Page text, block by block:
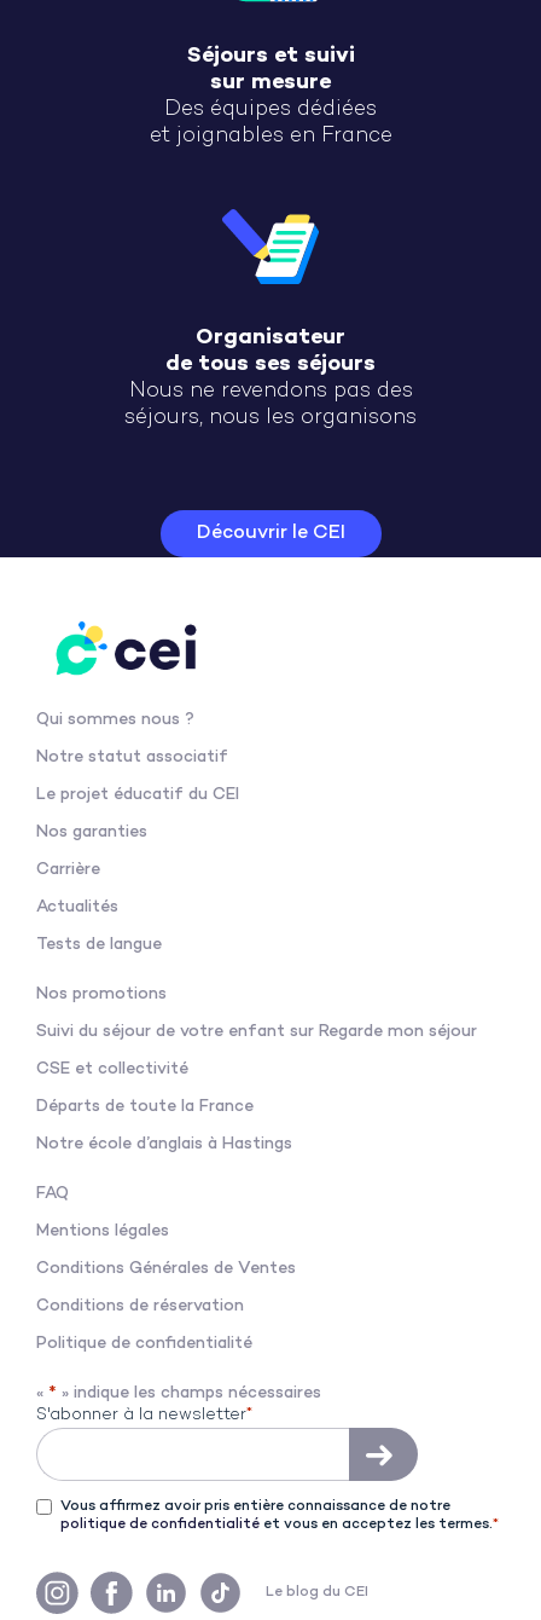
Séjours et suivi
sur mesure
Des équipes dédiées
et joignables en France
Organisateur
de tous ses séjours
Nous ne revendons pas des
séjours, nous les organisons
Découvrir le CEI
Qui sommes nous ?
Notre statut associatif
Le projet éducatif du CEI
Nos garanties
Carrière
Actualités
Tests de langue
Nos promotions
Suivi du séjour de votre enfant sur Regarde mon séjour
CSE et collectivité
Départs de toute la France
Notre école d’anglais à Hastings
FAQ
Mentions légales
Conditions Générales de Ventes
Conditions de réservation
Politique de confidentialité
« * » indique les champs nécessaires
S'abonner à la newsletter*
C
d
i
*
Vous affirmez avoir pris entière connaissance de notre
politique de confidentialité et vous en acceptez les termes.*
Le blog du CEI